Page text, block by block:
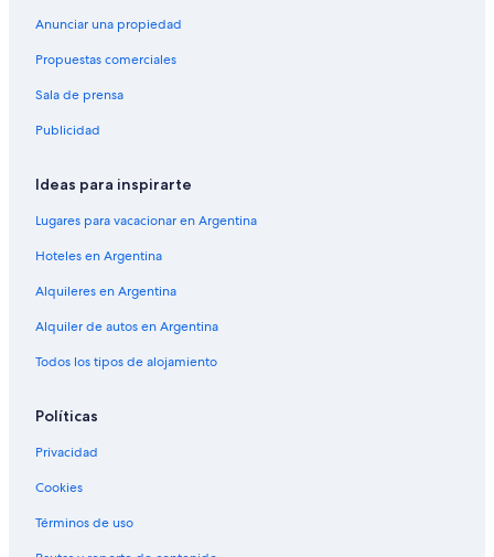
Anunciar una propiedad
Propuestas comerciales
Sala de prensa
Publicidad
Ideas para inspirarte
Lugares para vacacionar en Argentina
Hoteles en Argentina
Alquileres en Argentina
Alquiler de autos en Argentina
Todos los tipos de alojamiento
Políticas
Privacidad
Cookies
Términos de uso